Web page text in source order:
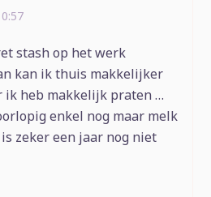
stash op het werk
kan ik thuis makkelijker
ik heb makkelijk praten …
enkel nog maar melk
zeker een jaar nog niet